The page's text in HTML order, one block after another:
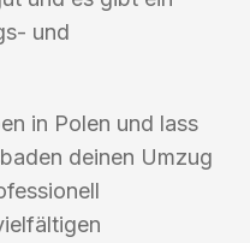
und
in Polen und lass
deinen Umzug